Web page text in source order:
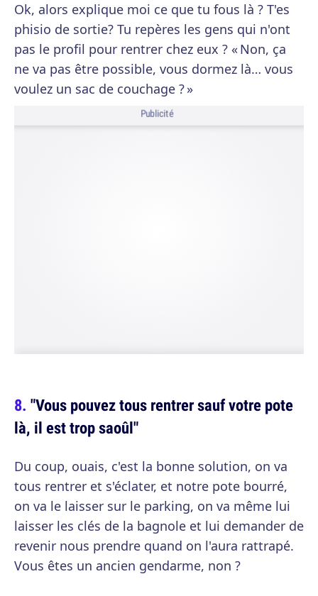
Ok, alors explique moi ce que tu fous là ? T'es
phisio de sortie? Tu repères les gens qui n'ont
pas le profil pour rentrer chez eux ? « Non, ça
ne va pas être possible, vous dormez là… vous
voulez un sac de couchage ? »
Publicité
"Vous pouvez tous rentrer sauf votre pote
là, il est trop saoûl"
Du coup, ouais, c'est la bonne solution, on va
tous rentrer et s'éclater, et notre pote bourré,
on va le laisser sur le parking, on va même lui
laisser les clés de la bagnole et lui demander de
revenir nous prendre quand on l'aura rattrapé.
Vous êtes un ancien gendarme, non ?